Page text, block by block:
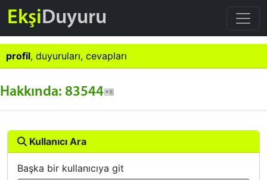
EkşiDuyuru
profil, duyuruları, cevapları
Hakkında: 83544
Kullanıcı Ara
Başka bir kullanıcıya git